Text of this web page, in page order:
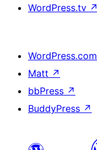
WordPress.tv ↗
WordPress.com
Matt ↗
bbPress ↗
BuddyPress ↗